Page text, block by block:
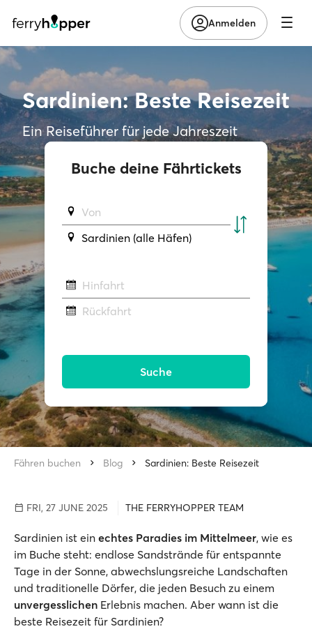
Anmelden
Sardinien: Beste Reisezeit
Ein Reiseführer für jede Jahreszeit
Buche deine Fährtickets
Von
Sardinien (alle Häfen)
Hinfahrt
Rückfahrt
Suche
Fähren buchen Blog Sardinien: Beste Reisezeit
FRI, 27 JUNE 2025 THE FERRYHOPPER TEAM
Sardinien ist ein echtes Paradies im Mittelmeer, wie es
im Buche steht: endlose Sandstrände für entspannte
Tage in der Sonne, abwechslungsreiche Landschaften
und traditionelle Dörfer, die jeden Besuch zu einem
unvergesslichen Erlebnis machen. Aber wann ist die
beste Reisezeit für Sardinien?